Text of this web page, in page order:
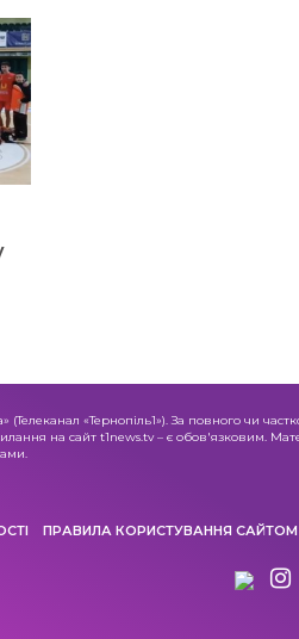
«Тернопіль1»). За повного чи
на сайт t1news.tv – є обов'язковим.
ПРАВИЛА КОРИСТУВАННЯ САЙТОМ